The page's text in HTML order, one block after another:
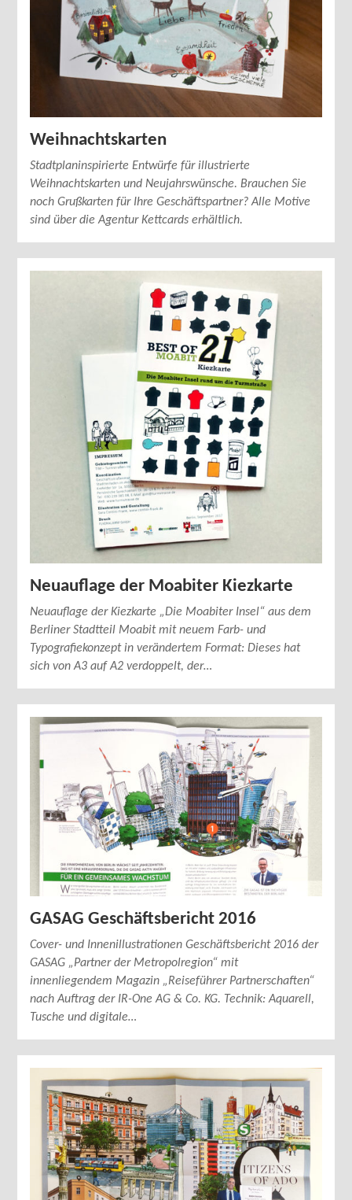
Weihnachtskarten
Stadtplaninspirierte Entwürfe für illustrierte
Weihnachtskarten und Neujahrswünsche. Brauchen Sie
noch Grußkarten für Ihre Geschäftspartner? Alle Motive
sind über die Agentur Kettcards erhältlich.
Neuauflage der Moabiter Kiezkarte
Neuauflage der Kiezkarte „Die Moabiter Insel“ aus dem
Berliner Stadtteil Moabit mit neuem Farb- und
Typografiekonzept in verändertem Format: Dieses hat
sich von A3 auf A2 verdoppelt, der…
GASAG Geschäftsbericht 2016
Cover- und Innenillustrationen Geschäftsbericht 2016 der
GASAG „Partner der Metropolregion“ mit
innenliegendem Magazin „Reiseführer Partnerschaften“
nach Auftrag der IR-One AG & Co. KG. Technik: Aquarell,
Tusche und digitale…